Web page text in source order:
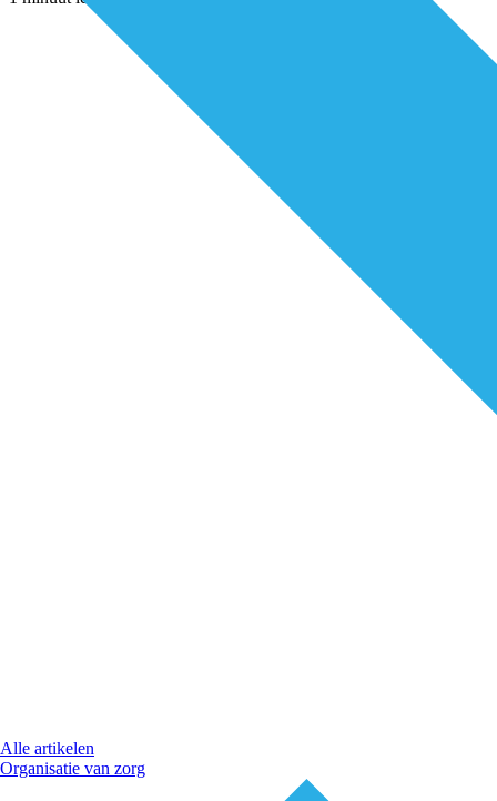
Alle artikelen
Organisatie van zorg